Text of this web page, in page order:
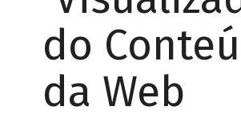
do
da Web